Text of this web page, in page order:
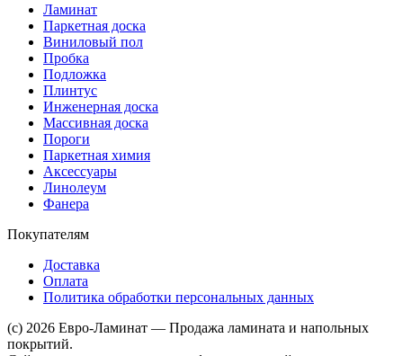
Ламинат
Паркетная доска
Виниловый пол
Пробка
Подложка
Плинтус
Инженерная доска
Массивная доска
Пороги
Паркетная химия
Аксессуары
Линолеум
Фанера
Покупателям
Доставка
Оплата
Политика обработки персональных данных
(c) 2026 Евро-Ламинат — Продажа ламината и напольных
покрытий.